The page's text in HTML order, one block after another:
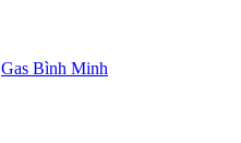
Gas Bình Minh